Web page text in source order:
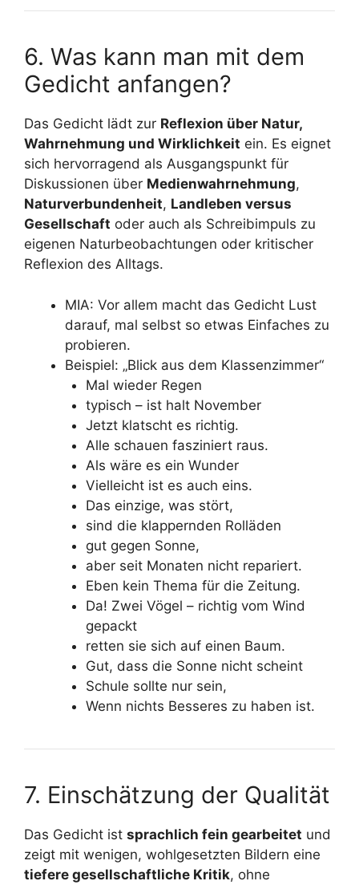
6. Was kann man mit dem
Gedicht anfangen?
Das Gedicht lädt zur Reflexion über Natur,
Wahrnehmung und Wirklichkeit ein. Es eignet
sich hervorragend als Ausgangspunkt für
Diskussionen über Medienwahrnehmung,
Naturverbundenheit, Landleben versus
Gesellschaft oder auch als Schreibimpuls zu
eigenen Naturbeobachtungen oder kritischer
Reflexion des Alltags.
MIA: Vor allem macht das Gedicht Lust
darauf, mal selbst so etwas Einfaches zu
probieren.
Beispiel: „Blick aus dem Klassenzimmer“
Mal wieder Regen
typisch – ist halt November
Jetzt klatscht es richtig.
Alle schauen fasziniert raus.
Als wäre es ein Wunder
Vielleicht ist es auch eins.
Das einzige, was stört,
sind die klappernden Rolläden
gut gegen Sonne,
aber seit Monaten nicht repariert.
Eben kein Thema für die Zeitung.
Da! Zwei Vögel – richtig vom Wind
gepackt
retten sie sich auf einen Baum.
Gut, dass die Sonne nicht scheint
Schule sollte nur sein,
Wenn nichts Besseres zu haben ist.
7. Einschätzung der Qualität
Das Gedicht ist sprachlich fein gearbeitet und
zeigt mit wenigen, wohlgesetzten Bildern eine
tiefere gesellschaftliche Kritik, ohne